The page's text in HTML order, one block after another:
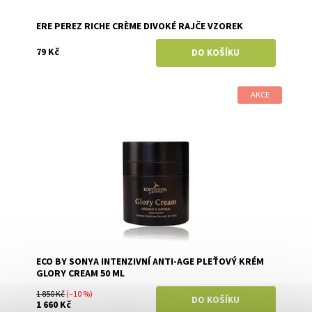
ERE PEREZ RICHE CRÈME DIVOKÉ RAJČE VZOREK
79 Kč
AKCE
ECO BY SONYA INTENZIVNÍ ANTI-AGE PLEŤOVÝ KRÉM
GLORY CREAM 50 ML
1 850 Kč(–10 %)
1 660 Kč